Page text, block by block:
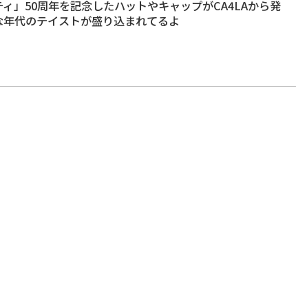
ィ」50周年を記念したハットやキャップがCA4LAから発
代のテイストが盛り込まれてるよ